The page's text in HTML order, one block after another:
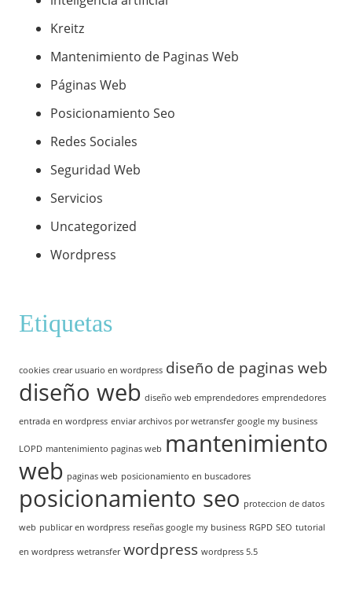
Kreitz
Mantenimiento de Paginas Web
Páginas Web
Posicionamiento Seo
Redes Sociales
Seguridad Web
Servicios
Uncategorized
Wordpress
Etiquetas
cookies crear usuario en wordpress diseño de paginas web
diseño web diseño web emprendedores emprendedores
entrada en wordpress enviar archivos por wetransfer google my business
LOPD mantenimiento paginas web mantenimiento
web paginas web posicionamiento en buscadores
posicionamiento seo proteccion de datos
web publicar en wordpress reseñas google my business RGPD SEO tutorial
en wordpress wetransfer wordpress wordpress 5.5